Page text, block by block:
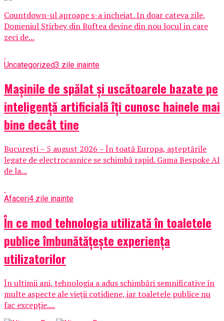
Countdown-ul aproape s-a incheiat. In doar cateva zile,
Domeniul Stirbey din Buftea devine din nou locul in care
zeci de...
Uncategorized3 zile inainte
Mașinile de spălat și uscătoarele bazate pe
inteligență artificială îți cunosc hainele mai
bine decât tine
București – 5 august 2026 – În toată Europa, așteptările
legate de electrocasnice se schimbă rapid. Gama Bespoke AI
de la...
Afaceri4 zile inainte
În ce mod tehnologia utilizată în toaletele
publice îmbunătățește experiența
utilizatorilor
În ultimii ani, tehnologia a adus schimbări semnificative în
multe aspecte ale vieții cotidiene, iar toaletele publice nu
fac excepție....